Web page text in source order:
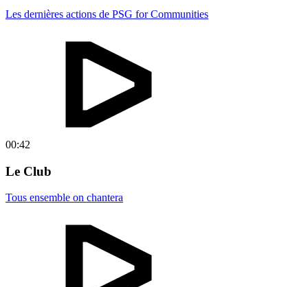
Les dernières actions de PSG for Communities
00:42
Le Club
Tous ensemble on chantera